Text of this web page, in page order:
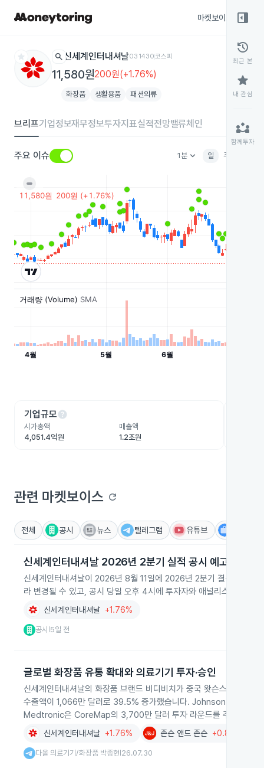
마켓보이스
star search 신세계인터내셔날031430코스피
11,580원200원(+1.76%)
화장품 생활용품 패션의류
브리프기업정보재무정보투자지표실적전망밸류체인
주요 이슈 1분keyboard_arrow_down 일 주
기업규모help
시가총액
4,051.4억원
매출액
1.2조원
관련 마켓보이스 refresh
전체 공시 뉴스 텔레그램 유튜브
신세계인터내셔날 2026년 2분기 실적 공시 예고
신세계인터내셔날이 2026년 8월 11일에 2026년 2분기 결산실적을
라 변경될 수 있고, 공시 당일 오후 4시에 투자자와 애널리스트 대상
신세계인터내셔날 +1.76%
공시 5일 전
글로벌 화장품 유통 확대와 의료기기 투자·승인
신세계인터내셔날의 화장품 브랜드 비디비치가 중국 왓슨스 2,330
수출액이 1,066만 달러로 39.5% 증가했습니다. Johnson &
Medtronic은 CoreMap의 3,700만 달러 투자 라운드를 주도했습니
신세계인터내셔날 +1.76% 존슨 앤드 존슨 +0.88%
다올 의료기기/화장품 박종현 26.07.30
right_panel_open
history
최근 본
star
내 관심
partner_exchange
함께투자